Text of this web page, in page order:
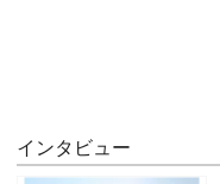
インタビュー